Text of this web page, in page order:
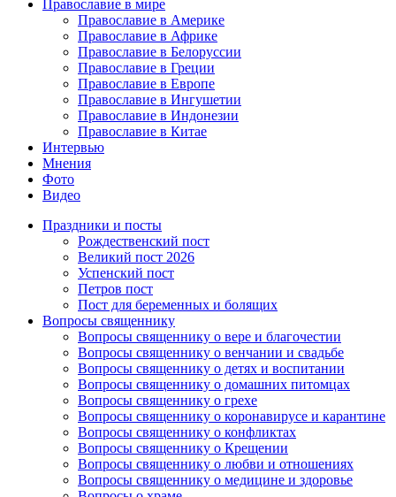
Православие в мире
Православие в Америке
Православие в Африке
Православие в Белоруссии
Православие в Греции
Православие в Европе
Православие в Ингушетии
Православие в Индонезии
Православие в Китае
Интервью
Мнения
Фото
Видео
Праздники и посты
Рождественский пост
Великий пост 2026
Успенский пост
Петров пост
Пост для беременных и болящих
Вопросы священнику
Вопросы священнику о вере и благочестии
Вопросы священнику о венчании и свадьбе
Вопросы священнику о детях и воспитании
Вопросы священнику о домашних питомцах
Вопросы священнику о грехе
Вопросы священнику о коронавирусе и карантине
Вопросы священнику о конфликтах
Вопросы священнику о Крещении
Вопросы священнику о любви и отношениях
Вопросы священнику о медицине и здоровье